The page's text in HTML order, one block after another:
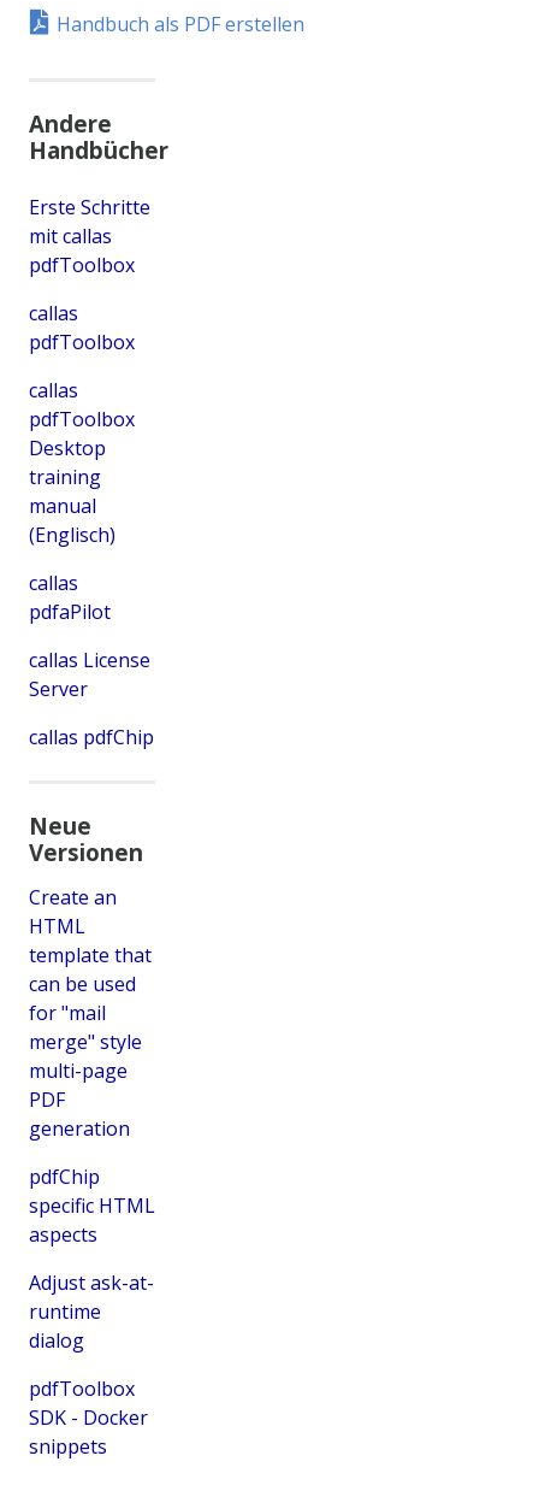
Handbuch als PDF erstellen
Andere
Handbücher
Erste Schritte
mit callas
pdfToolbox
callas
pdfToolbox
callas
pdfToolbox
Desktop
training
manual
(Englisch)
callas
pdfaPilot
callas License
Server
callas pdfChip
Neue
Versionen
Create an
HTML
template that
can be used
for "mail
merge" style
multi-page
PDF
generation
pdfChip
specific HTML
aspects
Adjust ask-at-
runtime
dialog
pdfToolbox
SDK - Docker
snippets